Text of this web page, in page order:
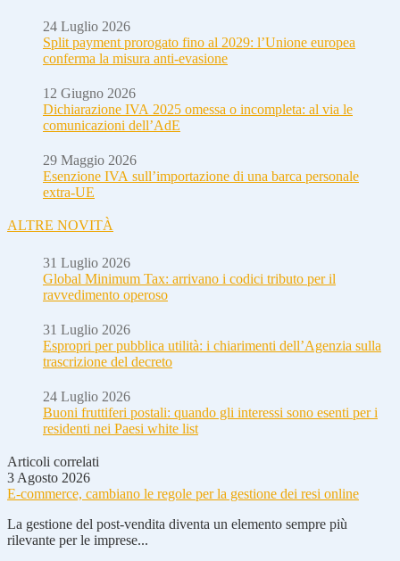
24 Luglio 2026
Split payment prorogato fino al 2029: l’Unione europea
conferma la misura anti-evasione
12 Giugno 2026
Dichiarazione IVA 2025 omessa o incompleta: al via le
comunicazioni dell’AdE
29 Maggio 2026
Esenzione IVA sull’importazione di una barca personale
extra-UE
ALTRE NOVITÀ
31 Luglio 2026
Global Minimum Tax: arrivano i codici tributo per il
ravvedimento operoso
31 Luglio 2026
Espropri per pubblica utilità: i chiarimenti dell’Agenzia sulla
trascrizione del decreto
24 Luglio 2026
Buoni fruttiferi postali: quando gli interessi sono esenti per i
residenti nei Paesi white list
Articoli correlati
3 Agosto 2026
E-commerce, cambiano le regole per la gestione dei resi online
La gestione del post-vendita diventa un elemento sempre più
rilevante per le imprese...